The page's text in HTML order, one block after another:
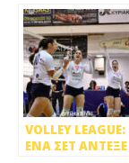
VOLLEY LEAGUE:
ΕΝΑ ΣΕΤ ΑΝΤΕΞΕ